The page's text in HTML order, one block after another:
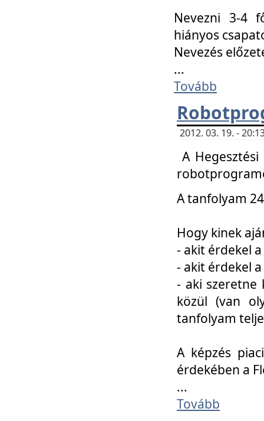
Nevezni 3-4
hiányos
Nevezés
...
Tovább
2012. 03. 19. -
A
A tanfolyam
Hogy kinek
- akit érdekel
- akit érdekel
- aki szeretne
közül (van
tanfolyam
A képzés
érdekében a
...
Tovább